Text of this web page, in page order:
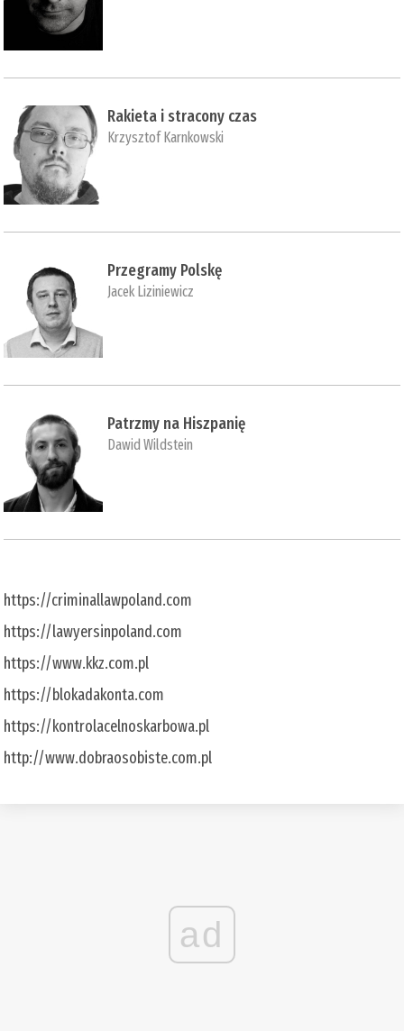
Rakieta i stracony czas
Krzysztof Karnkowski
Przegramy Polskę
Jacek Liziniewicz
Patrzmy na Hiszpanię
Dawid Wildstein
https://criminallawpoland.com
https://lawyersinpoland.com
https://www.kkz.com.pl
https://blokadakonta.com
https://kontrolacelnoskarbowa.pl
http://www.dobraosobiste.com.pl
ad